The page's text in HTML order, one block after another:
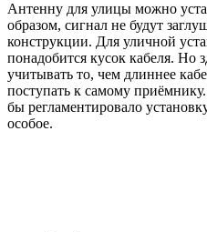
Антенну для улицы можно
образом, сигнал не будут
конструкции. Для уличной
понадобится кусок кабеля. Но
учитывать то, чем длиннее
поступать к самому
бы регламентировало
особое.